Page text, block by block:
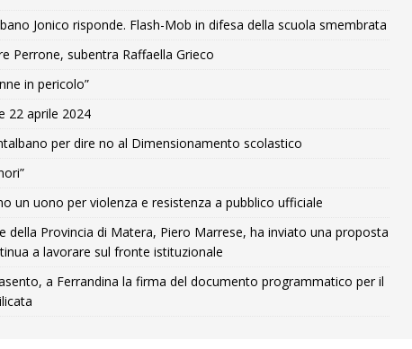
Jonico risponde. Flash-Mob in difesa della scuola smembrata
Perrone, subentra Raffaella Grieco
in pericolo”
22 aprile 2024
per dire no al Dimensionamento scolastico
un uono per violenza e resistenza a pubblico ufficiale
della Provincia di Matera, Piero Marrese, ha inviato una proposta
a lavorare sul fronte istituzionale
a Ferrandina la firma del documento programmatico per il